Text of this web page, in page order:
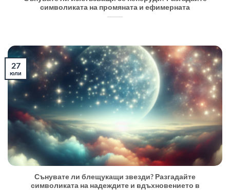
символиката на промяната и ефимерната
Сънувате ли блещукащи звезди? Разгадайте
символиката на надеждите и вдъхновението в
27
юли